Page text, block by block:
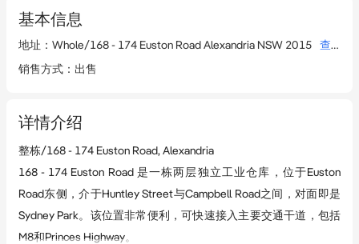
基本信息
地址 ： Whole/168 - 174 Euston Road Alexandria NSW 2015
查看详情
销售方式 ： 出售
详情介绍
整栋/168 - 174 Euston Road, Alexandria
168 - 174 Euston Road 是一栋两层独立工业仓库，位于Euston
Road东侧，介于Huntley Street与Campbell Road之间，对面即是
Sydney Park。该位置非常便利，可快速接入主要交通干道，包括
M8和Princes Highway。